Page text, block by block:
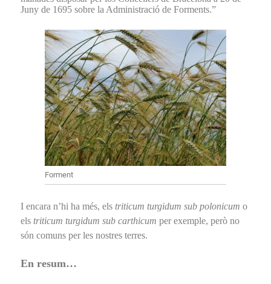
Juny de 1695 sobre la Administració de Forments.”
Forment
I encara n’hi ha més, els triticum turgidum sub polonicum o
els triticum turgidum sub carthicum per exemple, però no
són comuns per les nostres terres.
En resum…